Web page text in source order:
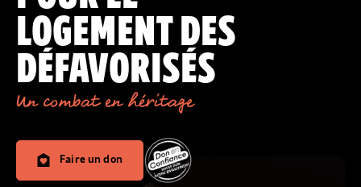
LOGEMENT DES
DÉFAVORISÉS
Un combat en héritage
Faire un don